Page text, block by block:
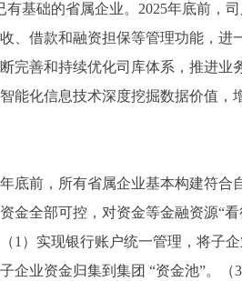
有基础的省属企业。2025年底前，
、借款和融资担保等管理功能，
完善和持续优化司库体系，推进
能化信息技术深度挖掘数据价值
底前，所有省属企业基本构建符
金全部可控，对资金等金融资源“看
1）实现银行账户统一管理，将子
企业资金归集到集团 “资金池”。